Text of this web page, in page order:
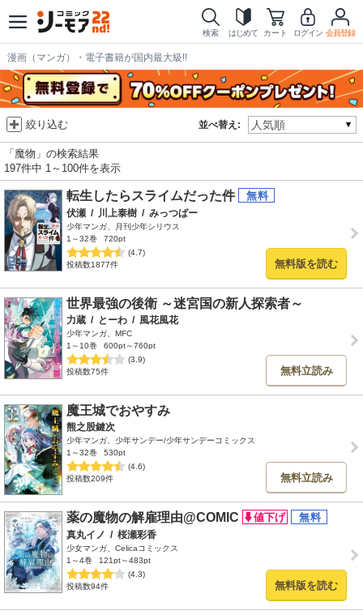
検索 はじめて カート ログイン 会員登録
漫画（マンガ）・電子書籍が国内最大級!!
並べ替え:
絞り込む
「魔物」の検索結果
197件中 1～100件を表示
転生したらスライムだった件
伏瀬 / 川上泰樹 / みっつばー
少年マンガ、月刊少年シリウス
1～32巻
720pt
(4.7)
投稿数1877件
無料版を読む
世界最強の後衛 ～迷宮国の新人探索者～
力蔵 / とーわ / 風花風花
少年マンガ、MFC
1～10巻
600pt～760pt
(3.9)
投稿数75件
無料立読み
魔王城でおやすみ
熊之股鍵次
少年マンガ、少年サンデー/少年サンデーコミックス
1～32巻
530pt
(4.6)
投稿数209件
無料立読み
薬の魔物の解雇理由@COMIC
真丸イノ / 桜瀬彩香
少女マンガ、Celicaコミックス
1～4巻
121pt～483pt
(4.3)
投稿数94件
無料版を読む